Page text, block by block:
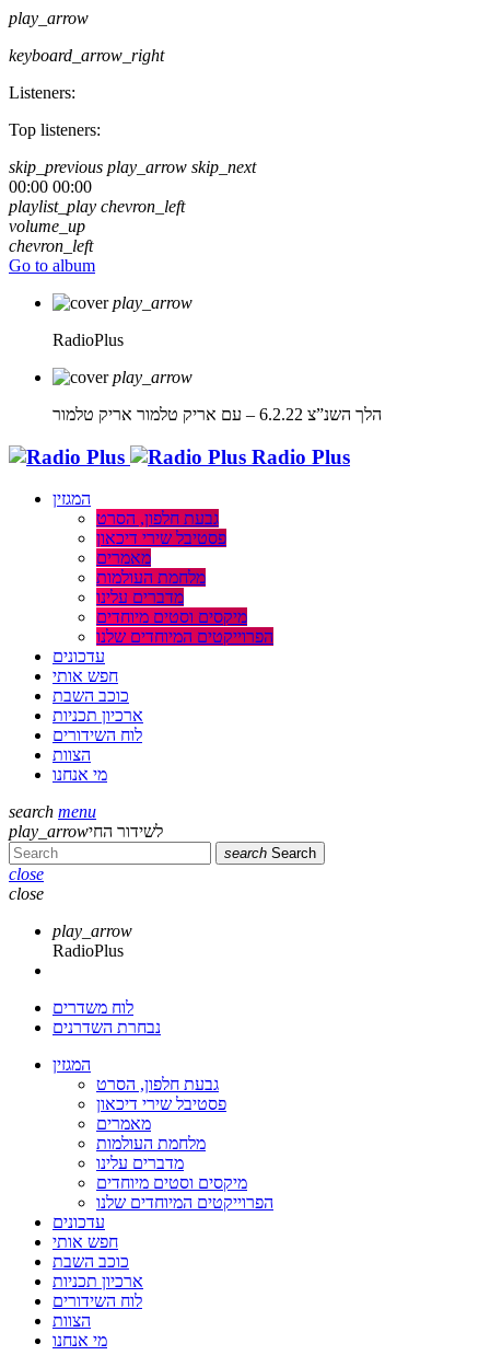
play_arrow
keyboard_arrow_right
Listeners:
Top listeners:
skip_previous play_arrow skip_next
00:00 00:00
playlist_play chevron_left
volume_up
chevron_left
Go to album
play_arrow
RadioPlus
play_arrow
הלך השנ”צ 6.2.22 – עם אריק טלמור
אריק טלמור
Radio Plus
המגזין
גבעת חלפון, הסרט
פסטיבל שירי דיכאון
מאמרים
מלחמת העולמות
מדברים עלינו
מיקסים וסטים מיוחדים
הפרוייקטים המיוחדים שלנו
עדכונים
חפש אותי
כוכב השבת
ארכיון תכניות
לוח השידורים
הצוות
מי אנחנו
search menu
play_arrowלשידור החי
search Search
close
close
play_arrow
RadioPlus
לוח משדרים
נבחרת השדרנים
המגזין
גבעת חלפון, הסרט
פסטיבל שירי דיכאון
מאמרים
מלחמת העולמות
מדברים עלינו
מיקסים וסטים מיוחדים
הפרוייקטים המיוחדים שלנו
עדכונים
חפש אותי
כוכב השבת
ארכיון תכניות
לוח השידורים
הצוות
מי אנחנו